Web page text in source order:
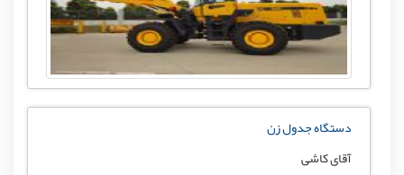
دستگاه جدول زن
آقای کاشی